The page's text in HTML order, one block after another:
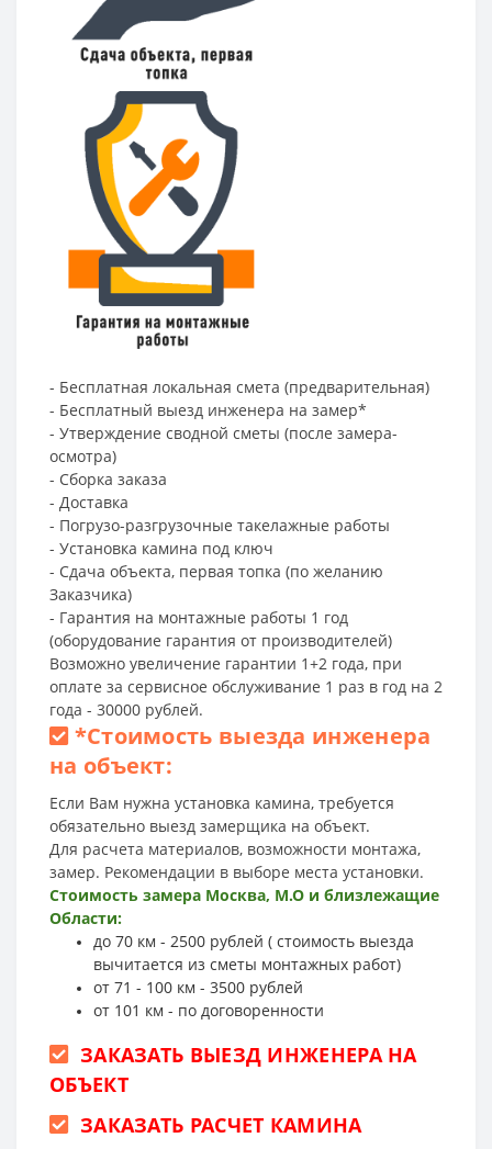
- Бесплатная локальная смета (предварительная)
- Бесплатный выезд инженера на замер*
- Утверждение сводной сметы (после замера-
осмотра)
- Сборка заказа
- Доставка
- Погрузо-разгрузочные такелажные работы
- Установка камина под ключ
- Сдача объекта, первая топка (по желанию
Заказчика)
- Гарантия на монтажные работы 1 год
(оборудование гарантия от производителей)
Возможно увеличение гарантии 1+2 года, при
оплате за сервисное обслуживание 1 раз в год на 2
года - 30000 рублей.
*Стоимость выезда инженера
на объект:
Если Вам нужна установка камина, требуется
обязательно выезд замерщика на объект.
Для расчета материалов, возможности монтажа,
замер. Рекомендации в выборе места установки.
Стоимость замера Москва, М.О и близлежащие
Области:
до 70 км - 2500 рублей ( стоимость выезда
вычитается из сметы монтажных работ)
от 71 - 100 км - 3500 рублей
от 101 км - по договоренности
ЗАКАЗАТЬ ВЫЕЗД ИНЖЕНЕРА НА
ОБЪЕКТ
ЗАКАЗАТЬ РАСЧЕТ КАМИНА